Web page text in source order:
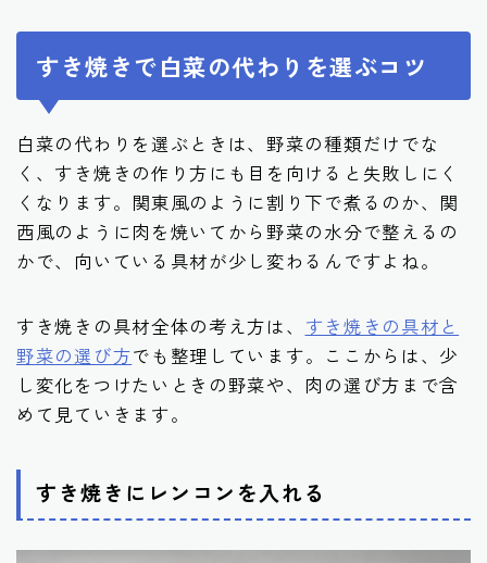
すき焼きで白菜の代わりを選ぶコツ
白菜の代わりを選ぶときは、野菜の種類だけでな
く、すき焼きの作り方にも目を向けると失敗しにく
くなります。関東風のように割り下で煮るのか、関
西風のように肉を焼いてから野菜の水分で整えるの
かで、向いている具材が少し変わるんですよね。
すき焼きの具材全体の考え方は、 すき焼きの具材と
野菜の選び方でも整理しています。ここからは、少
し変化をつけたいときの野菜や、肉の選び方まで含
めて見ていきます。
すき焼きにレンコンを入れる